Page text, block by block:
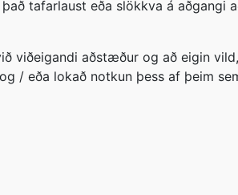
tafarlaust eða slökkva á aðgangi
viðeigandi aðstæður og að eigin
/ eða lokað notkun þess af þeim